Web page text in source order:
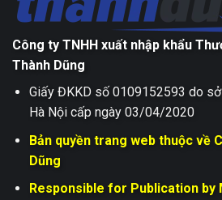
Công ty TNHH xuất nhập khẩu
Thành Dũng
Giấy ĐKKD số 0109152593 do
Hà Nội cấp ngày 03/04/2020
Bản quyền trang web thuộc về
Dũng
Responsible for Publication by